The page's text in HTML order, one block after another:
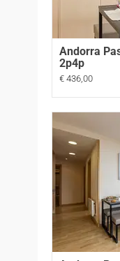
Andorra
2p4p
€ 436,00